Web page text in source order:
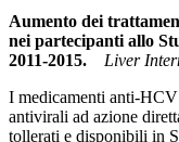
Aumento dei
nei partecipanti allo
2011-2015. Liver
I medicamenti anti-
antivirali ad azione
tollerati e disponibili in